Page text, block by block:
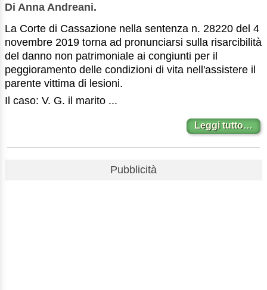
Di Anna Andreani.
La Corte di Cassazione nella sentenza n. 28220 del 4
novembre 2019 torna ad pronunciarsi sulla risarcibilità
del danno non patrimoniale ai congiunti per il
peggioramento delle condizioni di vita nell'assistere il
parente vittima di lesioni.
Il caso: V. G. il marito ...
Leggi tutto…
Pubblicità